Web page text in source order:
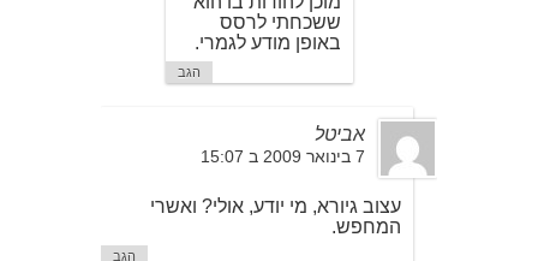
ששכחתי לרסס
באופן מודע לגמרי.
הגב
אביטל
7 בינואר 2009 ב 15:07
עצוב גיורא, מי יודע, אולי? ואשרי
המחפש.
הגב